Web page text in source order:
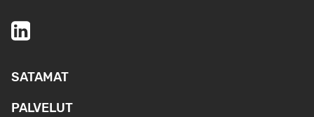
SATAMAT
PALVELUT